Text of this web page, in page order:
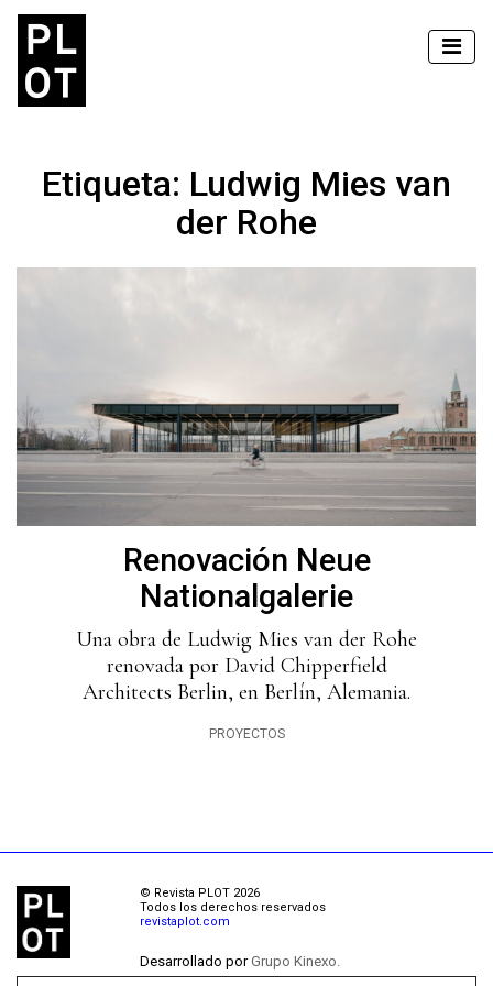
Etiqueta: Ludwig Mies van
der Rohe
Renovación Neue
Nationalgalerie
Una obra de Ludwig Mies van der Rohe
renovada por David Chipperfield
Architects Berlin, en Berlín, Alemania.
PROYECTOS
© Revista PLOT 2026
Todos los derechos reservados
revistaplot.com
Desarrollado porGrupo Kinexo.